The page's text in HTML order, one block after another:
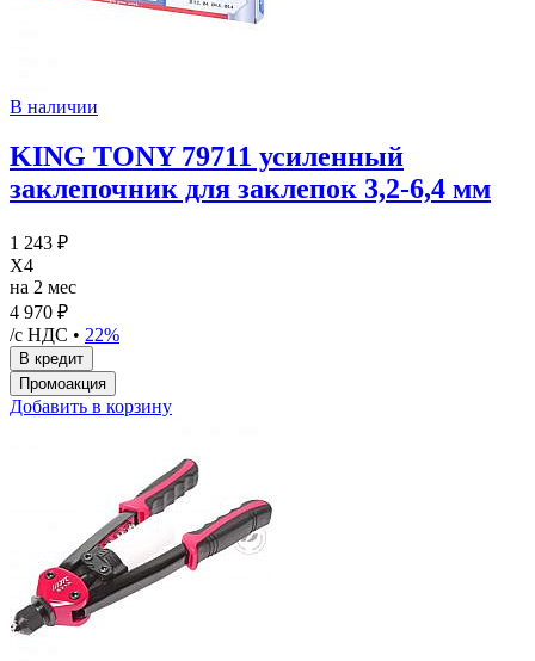
В наличии
KING TONY 79711 усиленный
заклепочник для заклепок 3,2-6,4 мм
1 243 ₽
X4
на 2 мес
4 970 ₽
/с НДС • 22%
Добавить в корзину